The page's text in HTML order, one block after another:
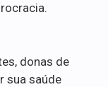
donas de
sua saúde